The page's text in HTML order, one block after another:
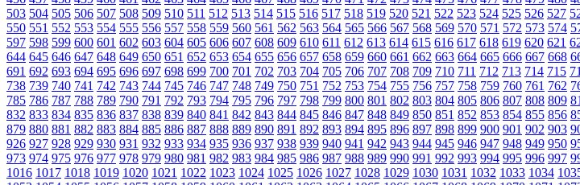
503 504 505 506 507 508 509 510 511 512 513 514 515 516 517 518 519 520 521 522 523 524 525 526 527
550 551 552 553 554 555 556 557 558 559 560 561 562 563 564 565 566 567 568 569 570 571 572 573 574
597 598 599 600 601 602 603 604 605 606 607 608 609 610 611 612 613 614 615 616 617 618 619 620 621
644 645 646 647 648 649 650 651 652 653 654 655 656 657 658 659 660 661 662 663 664 665 666 667 668
691 692 693 694 695 696 697 698 699 700 701 702 703 704 705 706 707 708 709 710 711 712 713 714 715
738 739 740 741 742 743 744 745 746 747 748 749 750 751 752 753 754 755 756 757 758 759 760 761 762
785 786 787 788 789 790 791 792 793 794 795 796 797 798 799 800 801 802 803 804 805 806 807 808 809
832 833 834 835 836 837 838 839 840 841 842 843 844 845 846 847 848 849 850 851 852 853 854 855 856
879 880 881 882 883 884 885 886 887 888 889 890 891 892 893 894 895 896 897 898 899 900 901 902 903
926 927 928 929 930 931 932 933 934 935 936 937 938 939 940 941 942 943 944 945 946 947 948 949 950
973 974 975 976 977 978 979 980 981 982 983 984 985 986 987 988 989 990 991 992 993 994 995 996 997
1016 1017 1018 1019 1020 1021 1022 1023 1024 1025 1026 1027 1028 1029 1030 1031 1032 1033 1034